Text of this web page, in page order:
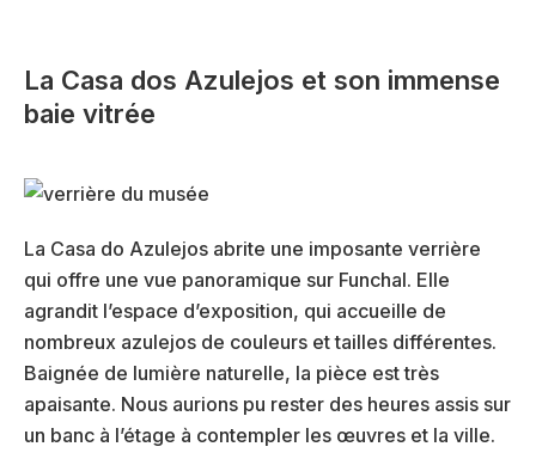
La Casa dos Azulejos et son immense
baie vitrée
La Casa do Azulejos abrite une imposante verrière
qui offre une vue panoramique sur Funchal. Elle
agrandit l’espace d’exposition, qui accueille de
nombreux azulejos de couleurs et tailles différentes.
Baignée de lumière naturelle, la pièce est très
apaisante. Nous aurions pu rester des heures assis sur
un banc à l’étage à contempler les œuvres et la ville.